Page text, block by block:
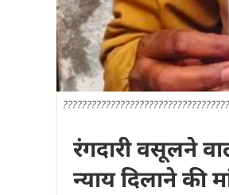
रंगदारी वसूलने
न्याय दिलाने की